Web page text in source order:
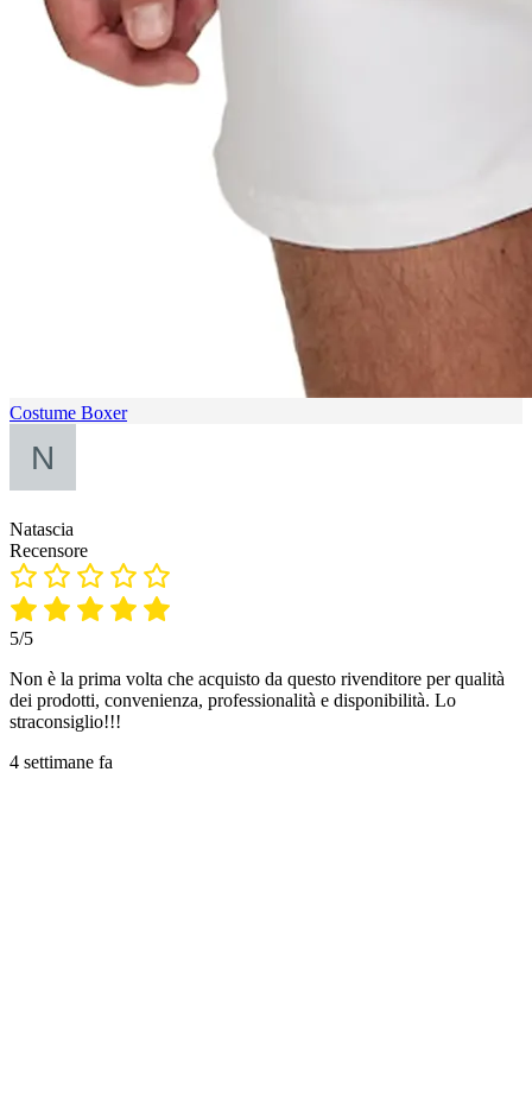
Costume Boxer
Natascia
Recensore
5/5
Non è la prima volta che acquisto da questo rivenditore per qualità
dei prodotti, convenienza, professionalità e disponibilità. Lo
straconsiglio!!!
4 settimane fa